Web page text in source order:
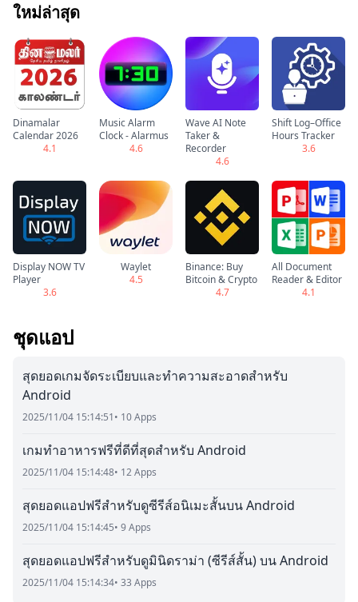
ใหม่ล่าสุด
Dinamalar
Calendar 2026
4.1
Music Alarm
Clock - Alarmus
4.6
Wave AI Note
Taker &
Recorder
4.6
Shift Log–Office
Hours Tracker
3.6
Display NOW TV
Player
3.6
Waylet
4.5
Binance: Buy
Bitcoin & Crypto
4.7
All Document
Reader & Editor
4.1
ชุดแอป
สุดยอดเกมจัดระเบียบและทำความสะอาดสำหรับ
Android
2025/11/04 15:14:51• 10 Apps
เกมทำอาหารฟรีที่ดีที่สุดสำหรับ Android
2025/11/04 15:14:48• 12 Apps
สุดยอดแอปฟรีสำหรับดูซีรีส์อนิเมะสั้นบน Android
2025/11/04 15:14:45• 9 Apps
สุดยอดแอปฟรีสำหรับดูมินิดราม่า (ซีรีส์สั้น) บน Android
2025/11/04 15:14:34• 33 Apps